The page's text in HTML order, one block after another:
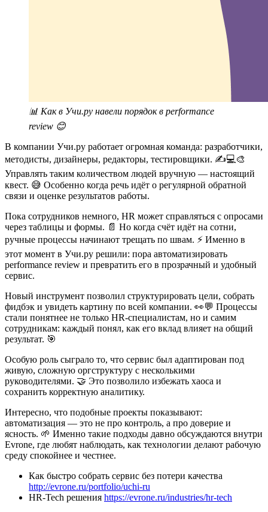
📊 Как в Учи.ру навели порядок в performance
review 😊
В компании Учи.ру работает огромная команда: разработчики,
методисты, дизайнеры, редакторы, тестировщики. ✍️💻🎨
Управлять таким количеством людей вручную — настоящий
квест. 😅 Особенно когда речь идёт о регулярной обратной
связи и оценке результатов работы.
Пока сотрудников немного, HR может справляться с опросами
через таблицы и формы. 📄 Но когда счёт идёт на сотни,
ручные процессы начинают трещать по швам. ⚡ Именно в
этот момент в Учи.ру решили: пора автоматизировать
performance review и превратить его в прозрачный и удобный
сервис.
Новый инструмент позволил структурировать цели, собрать
фидбэк и увидеть картину по всей компании. 👀💬 Процессы
стали понятнее не только HR-специалистам, но и самим
сотрудникам: каждый понял, как его вклад влияет на общий
результат. 🎯
Особую роль сыграло то, что сервис был адаптирован под
живую, сложную оргструктуру с несколькими
руководителями. 🤝 Это позволило избежать хаоса и
сохранить корректную аналитику.
Интересно, что подобные проекты показывают:
автоматизация — это не про контроль, а про доверие и
ясность. 🌱 Именно такие подходы давно обсуждаются внутри
Evrone, где любят наблюдать, как технологии делают рабочую
среду спокойнее и честнее.
Как быстро собрать сервис без потери качества
http://evrone.ru/portfolio/uchi-ru
HR-Tech решения https://evrone.ru/industries/hr-tech